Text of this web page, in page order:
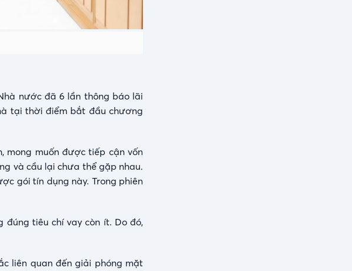
nước đã 6 lần thông báo lãi
tại thời điểm bắt đầu chương
mong muốn được tiếp cận vốn
và cầu lại chưa thể gặp nhau.
gói tín dụng này. Trong phiên
đúng tiêu chí vay còn ít. Do đó,
liên quan đến giải phóng mặt